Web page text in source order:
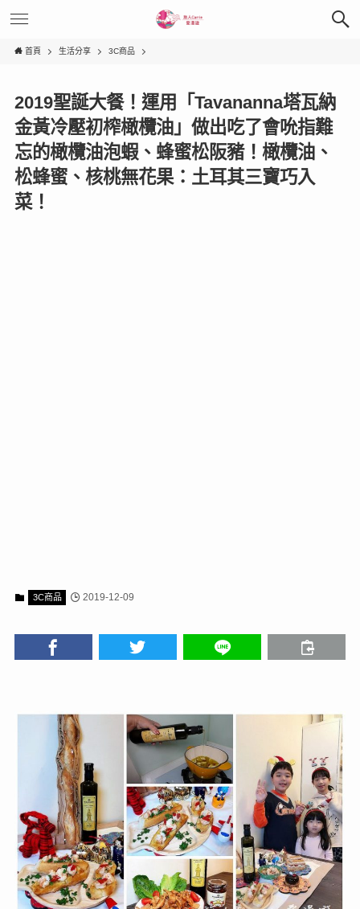
首頁 生活分享 3C商品
2019聖誕大餐！運用「Tavananna塔瓦納
金黃冷壓初榨橄欖油」做出吃了會吮指難
忘的橄欖油泡蝦、蜂蜜松阪豬！橄欖油、
松蜂蜜、核桃無花果：土耳其三寶巧入
菜！
3C商品 2019-12-09